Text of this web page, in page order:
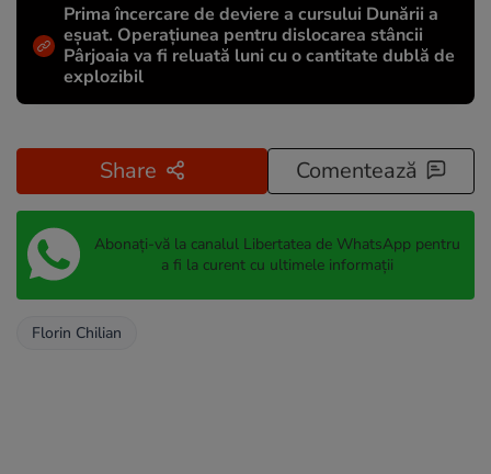
Prima încercare de deviere a cursului Dunării a
eșuat. Operațiunea pentru dislocarea stâncii
Pârjoaia va fi reluată luni cu o cantitate dublă de
explozibil
Share Comentează
Abonați-vă la canalul Libertatea de WhatsApp pentru
a fi la curent cu ultimele informații
Florin Chilian